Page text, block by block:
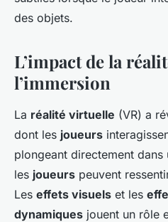
des objets.
L’impact de la
l’immersion
La réalité virtuelle (VR) a
dont les joueurs
plongeant directement dans
les joueurs peuvent
Les effets visuels et les
dynamiques jouent un rôle